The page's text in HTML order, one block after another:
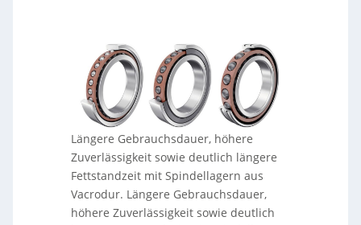
Längere Gebrauchsdauer, höhere
Zuverlässigkeit sowie deutlich längere
Fettstandzeit mit Spindellagern aus
Vacrodur. Längere Gebrauchsdauer,
höhere Zuverlässigkeit sowie deutlich